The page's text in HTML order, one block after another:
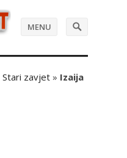
MENU
Stari zavjet » Izaija